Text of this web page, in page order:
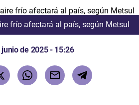
frío afectará al país, según Metsul
junio de 2025 - 15:26